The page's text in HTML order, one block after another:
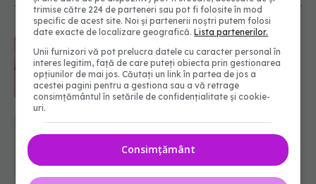
Dieta care poate crește brusc
colesterolul. Cine este mai expus
07.08.2026, 17:22
PNRR: 174 de milioane de lei pentru
sănătate într-o singură săptămână.
Ce spitale primesc bani
trimise către 224 de parteneri sau pot fi folosite în mod
specific de acest site. Noi și partenerii noștri putem folosi
date exacte de localizare geografică.Lista partenerilor.
Unii furnizori vă pot prelucra datele cu caracter personal în
interes legitim, față de care puteți obiecta prin gestionarea
opțiunilor de mai jos. Căutați un link în partea de jos a
acestei pagini pentru a gestiona sau a vă retrage
consimțământul în setările de confidențialitate și cookie-
uri.
Consimțământ